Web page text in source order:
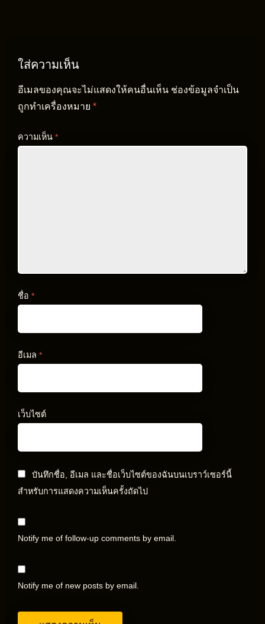
ใส่ความเห็น
อีเมลของคุณจะไม่แสดงให้คนอื่นเห็น ช่องข้อมูลจำเป็น
ถูกทำเครื่องหมาย *
ความเห็น *
ชื่อ *
อีเมล *
เว็บไซต์
บันทึกชื่อ, อีเมล และชื่อเว็บไซต์ของฉันบนเบราว์เซอร์นี้
สำหรับการแสดงความเห็นครั้งถัดไป
Notify me of follow-up comments by email.
Notify me of new posts by email.